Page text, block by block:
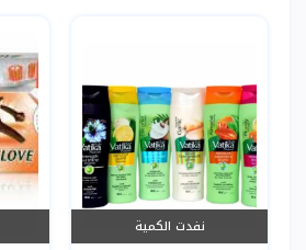
نفدت الكمية